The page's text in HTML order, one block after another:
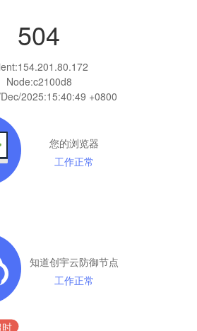
504
154.201.80.172
Node:c2100d8
2025:15:40:49 +0800
您的浏览器
工作正常
知道创宇云防御节点
工作正常